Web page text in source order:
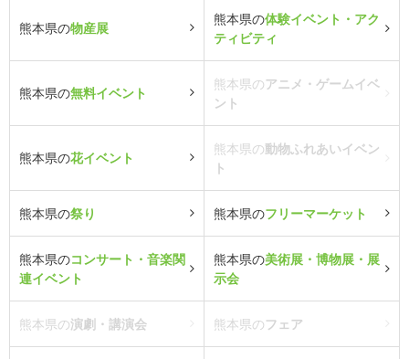
熊本県の物産展
熊本県の体験イベント・アク
ティビティ
熊本県の無料イベント
熊本県のアニメ・ゲームイベ
ント
熊本県の花イベント
熊本県の動物ふれあいイベン
ト
熊本県の祭り 熊本県のフリーマーケット
熊本県のコンサート・音楽関
連イベント
熊本県の美術展・博物展・展
示会
熊本県の演劇・講演会 熊本県のフェア